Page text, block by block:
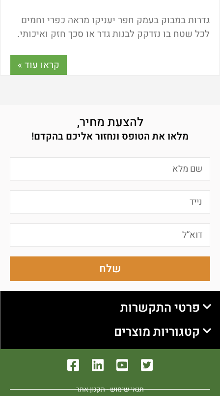
גדרות במבוק בעמק חפר יעניקו מראה כפרי וחמים
לכל שטח בו נזדקק לבנות גדר או סכך חזק ואיכותי.
כיצד ניתן להתאימו בקלות לכל שטח ובצורות
מעוגלות ואי-סימטריות. מדוע במבוק נחשב למוצר
קראו עוד »
להצעת מחיר,
מלאו את הטופס ונחזור אליכם בהקדם!
שלח
פרטי התקשרות
קטגוריות מוצרים
תנאי שימוש - תקנון אתר